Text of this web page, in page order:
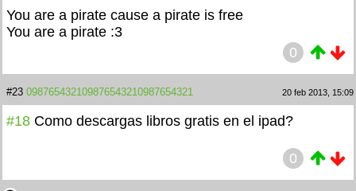
You are a pirate cause a pirate is free
You are a pirate :3
0
#23 098765432109876543210987654321 20 feb 2013, 15:09
#18 Como descargas libros gratis en el ipad?
0